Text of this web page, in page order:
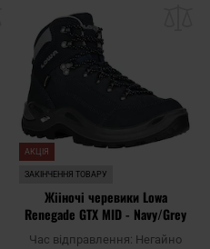
списку
уподобань
АКЦІЯ
ЗАКІНЧЕННЯ ТОВАРУ
Жііночі черевики Lowa
Renegade GTX MID - Navy/Grey
Час відправлення: Негайно